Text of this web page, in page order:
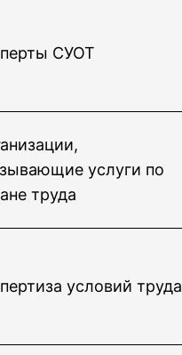
СУОТ
услуги по
труда
условий труда